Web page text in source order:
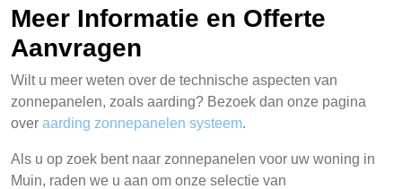
Meer Informatie en Offerte
Aanvragen
Wilt u meer weten over de technische aspecten van
zonnepanelen, zoals aarding? Bezoek dan onze pagina
over aarding zonnepanelen systeem.
Als u op zoek bent naar zonnepanelen voor uw woning in
Muin, raden we u aan om onze selectie van